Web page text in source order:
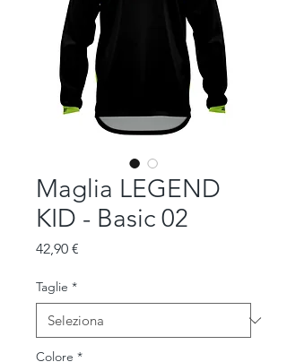
Maglia LEGEND
KID - Basic 02
42,90 €
Taglie *
Colore *